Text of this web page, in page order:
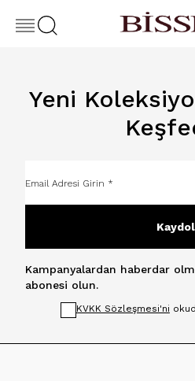
Yeni
Kaydol
Kampanyalardan haberdar
abonesi olun.
KVKK Sözleşmesi'ni